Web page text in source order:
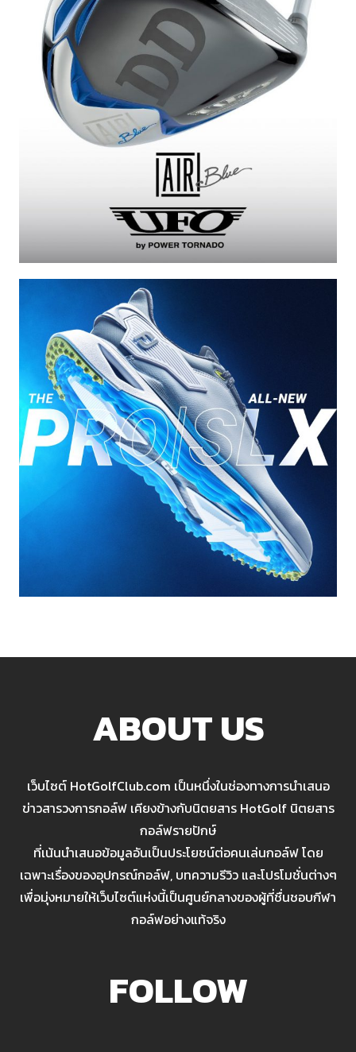
ABOUT US
เว็บไซต์ HotGolfClub.com เป็นหนึ่งในช่องทางการนำเสนอ
ข่าวสารวงการกอล์ฟ เคียงข้างกับนิตยสาร HotGolf นิตยสาร
กอล์ฟรายปักษ์
ที่เน้นนำเสนอข้อมูลอันเป็นประโยชน์ต่อคนเล่นกอล์ฟ โดย
เฉพาะเรื่องของอุปกรณ์กอล์ฟ, บทความรีวิว และโปรโมชั่นต่างๆ
เพื่อมุ่งหมายให้เว็บไซต์แห่งนี้เป็นศูนย์กลางของผู้ที่ชื่นชอบกีฬา
กอล์ฟอย่างแท้จริง
FOLLOW